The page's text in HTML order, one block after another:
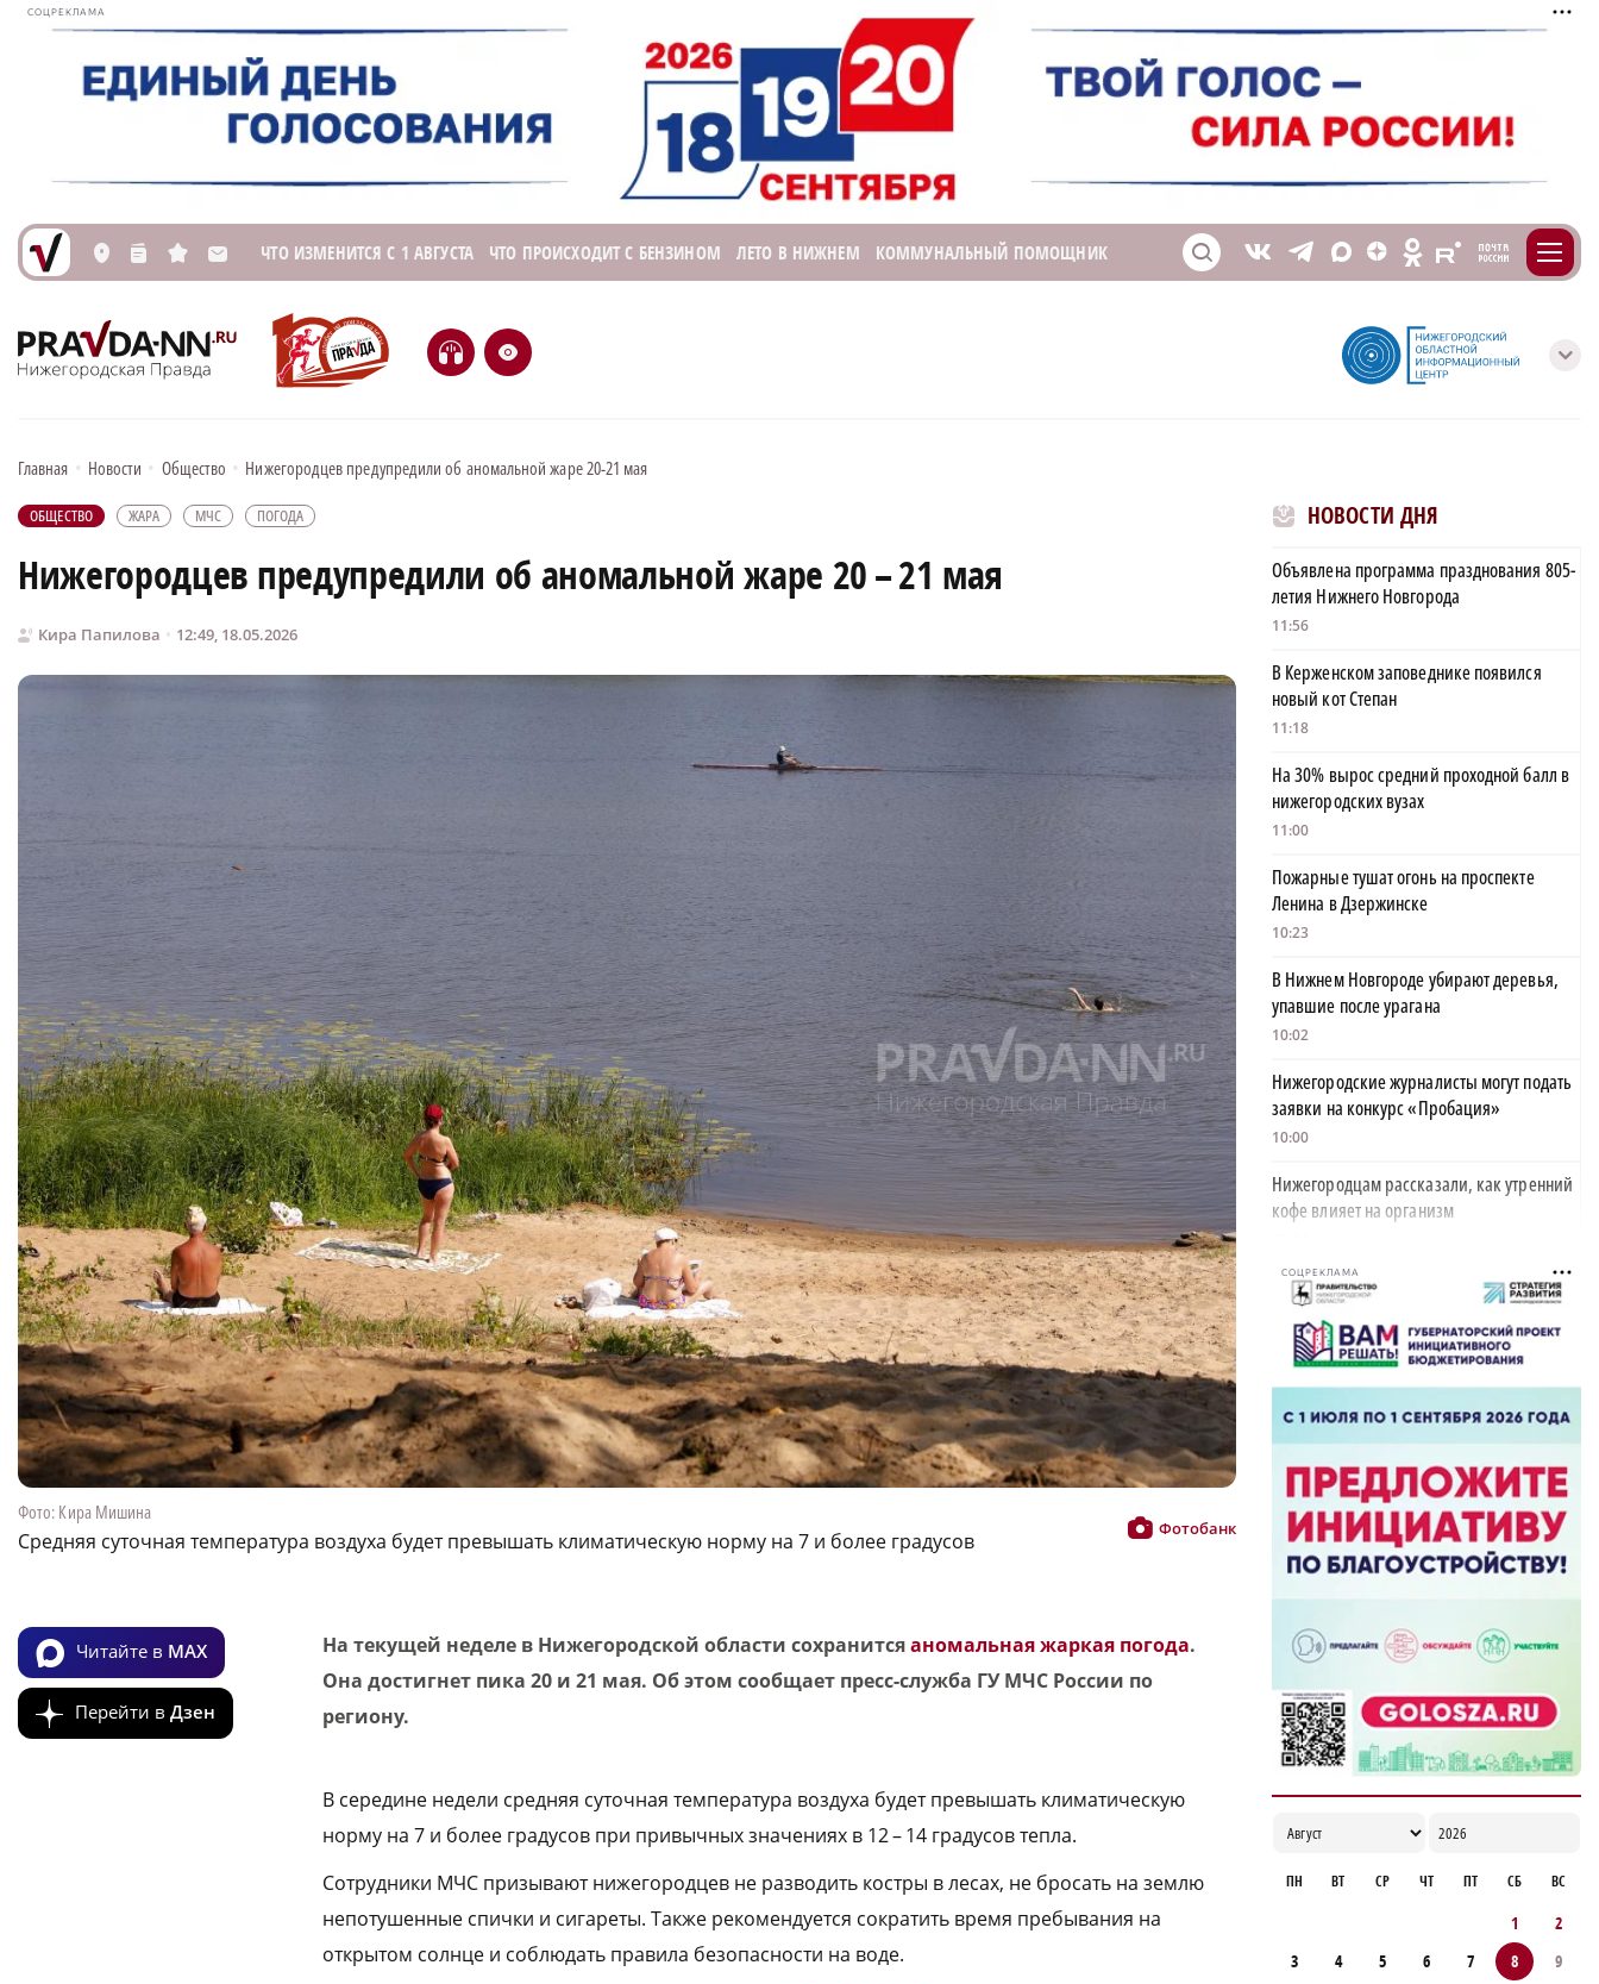
СОЦРЕКЛАМА
L n s M ЧТО ИЗМЕНИТСЯ С 1 АВГУСТА ЧТО ПРОИСХОДИТ С БЕНЗИНОМ ЛЕТО В НИЖНЕМ КОММУНАЛЬНЫЙ ПОМОЩНИК S V T X Z O E m
H e с
Главная • Новости • Общество • Нижегородцев предупредили об аномальной жаре 20-21 мая
ОБЩЕСТВО ЖАРА МЧС ПОГОДА
Нижегородцев предупредили об аномальной жаре 20 – 21 мая
Кира Папилова 12:49, 18.05.2026
Фото: Кира Мишина
Средняя суточная температура воздуха будет превышать климатическую норму на 7 и более градусов Фотобанк
Читайте в MAX
Перейти в Дзен
На текущей неделе в Нижегородской области сохранитсяаномальная жаркая погода.
Она достигнет пика 20 и 21 мая. Об этом сообщает пресс-служба ГУ МЧС России по
региону.
В середине недели средняя суточная температура воздуха будет превышать климатическую
норму на 7 и более градусов при привычных значениях в 12 – 14 градусов тепла.
Сотрудники МЧС призывают нижегородцев не разводить костры в лесах, не бросать на землю
непотушенные спички и сигареты. Также рекомендуется сократить время пребывания на
открытом солнце и соблюдать правила безопасности на воде.
НОВОСТИ ДНЯ
Объявлена программа празднования 805-
летия Нижнего Новгорода
11:56
В Керженском заповеднике появился
новый кот Степан
11:18
На 30% вырос средний проходной балл в
нижегородских вузах
11:00
Пожарные тушат огонь на проспекте
Ленина в Дзержинске
10:23
В Нижнем Новгороде убирают деревья,
упавшие после урагана
10:02
Нижегородские журналисты могут подать
заявки на конкурс «Пробация»
10:00
Нижегородцам рассказали, как утренний
кофе влияет на организм
Глеб Никитин обратился к жителям в День
физкультурника
06:00
Новичком ХК «Торпедо» стал нападающий
Роман Максимов
22:30
Автомобилист, севший за руль пьяным и
сбивший женщину, предстал перед судом
20:02
СОЦРЕКЛАМА
ПН ВТ СР ЧТ ПТ СБ ВС
1
2
3
4 5 6 7 8
9